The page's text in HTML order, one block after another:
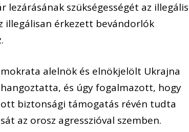
szükségességét az illegális
illegálisan érkezett bevándorlók
alelnök és elnökjelölt Ukrajna
és úgy fogalmazott, hogy
biztonsági támogatás révén tudta
az orosz agresszióval szemben.